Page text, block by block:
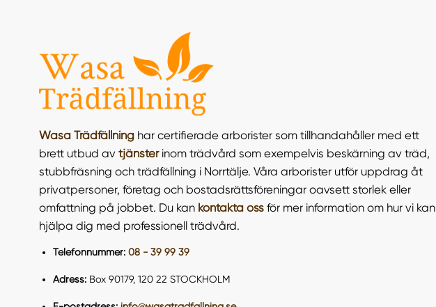
Wasa Trädfällning har certifierade arborister som tillhandahåller med ett
brett utbud av tjänsterinom trädvård som exempelvis beskärning av träd,
stubbfräsning och trädfällning i Norrtälje. Våra arborister utför uppdrag åt
privatpersoner, företag och bostadsrättsföreningar oavsett storlek eller
omfattning på jobbet. Du kan kontakta oss för mer information om hur vi kan
hjälpa dig med professionell trädvård.
Telefonnummer: 08 - 39 99 39
Adress: Box 90179, 120 22 STOCKHOLM